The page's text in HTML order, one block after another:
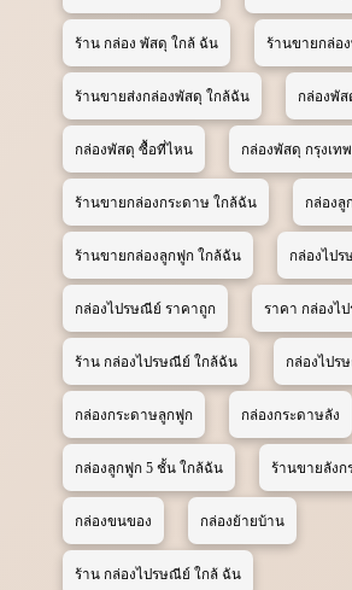
ร้าน กล่อง พัสดุ ใกล้ ฉัน ร้านขายกล่อ
ร้านขายส่งกล่องพัสดุ ใกล้ฉัน กล่องพั
กล่องพัสดุ ซื้อที่ไหน กล่องพัสดุ กรุงเท
ร้านขายกล่องกระดาษ ใกล้ฉัน กล่องลู
ร้านขายกล่องลูกฟูก ใกล้ฉัน กล่องไป
กล่องไปรษณีย์ ราคาถูก ราคา กล่องไ
ร้าน กล่องไปรษณีย์ ใกล้ฉัน กล่องไปร
กล่องกระดาษลูกฟูก กล่องกระดาษลัง
กล่องลูกฟูก 5 ชั้น ใกล้ฉัน ร้านขายลัง
กล่องขนของ กล่องย้ายบ้าน
ร้าน กล่องไปรษณีย์ ใกล้ ฉัน